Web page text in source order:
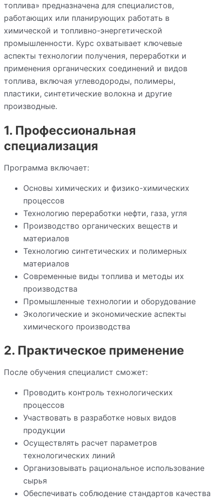
топлива» предназначена для специалистов,
работающих или планирующих работать в
химической и топливно-энергетической
промышленности. Курс охватывает ключевые
аспекты технологии получения, переработки и
применения органических соединений и видов
топлива, включая углеводороды, полимеры,
пластики, синтетические волокна и другие
производные.
1. Профессиональная
специализация
Программа включает:
Основы химических и физико-химических
процессов
Технологию переработки нефти, газа, угля
Производство органических веществ и
материалов
Технологию синтетических и полимерных
материалов
Современные виды топлива и методы их
производства
Промышленные технологии и оборудование
Экологические и экономические аспекты
химического производства
2. Практическое применение
После обучения специалист сможет:
Проводить контроль технологических
процессов
Участвовать в разработке новых видов
продукции
Осуществлять расчет параметров
технологических линий
Организовывать рациональное использование
сырья
Обеспечивать соблюдение стандартов качества